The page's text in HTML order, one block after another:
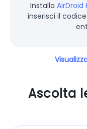
Installa AirDroid
inserisci il
Ascolta